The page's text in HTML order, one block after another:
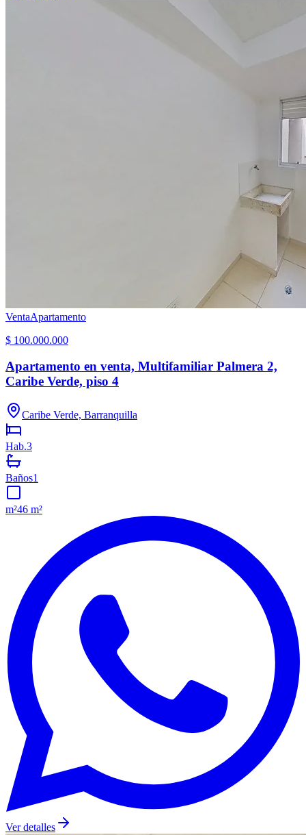
VentaApartamento
$ 100.000.000
Apartamento en venta, Multifamiliar Palmera 2,
Caribe Verde, piso 4
Caribe Verde, Barranquilla
Hab.3
Baños1
m²46 m²
Ver detalles